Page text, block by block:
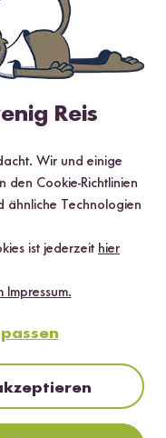
aus
Reis
Wir und einige
den Cookie-Richtlinien
ähnliche Technologien
ist jederzeit hier
Impressum.